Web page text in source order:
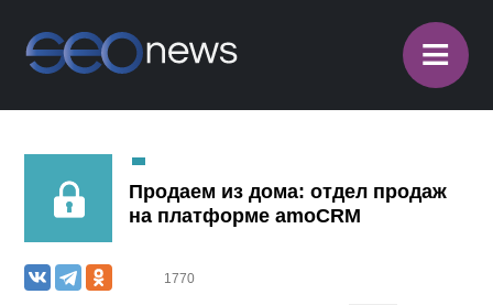
≡
Продаем из дома: отдел продаж
на платформе amoCRM
1770